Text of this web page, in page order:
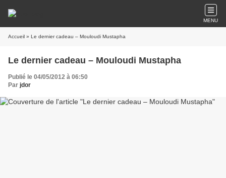
MENU
Accueil » Le dernier cadeau – Mouloudi Mustapha
Le dernier cadeau – Mouloudi Mustapha
Publié le 04/05/2012 à 06:50
Par jdor